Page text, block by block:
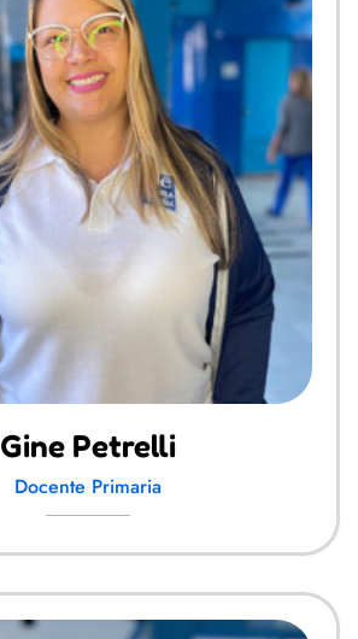
Gine Petrelli
Docente Primaria